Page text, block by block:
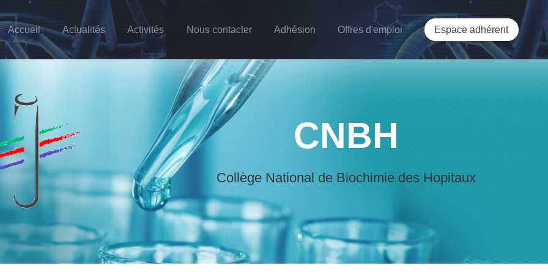
Accueil Actualités Activités Nous contacter Adhésion Offres d'emploi Espace adhérent
CNBH
Collège National de Biochimie des Hopitaux